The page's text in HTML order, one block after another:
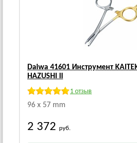
Daiwa 41601 Инструмент
HAZUSHI II
1 отзыв
96 х 57 mm
2 372 руб.